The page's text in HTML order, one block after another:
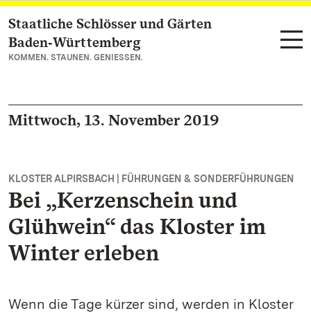
Zum Hauptinhalt springen
Staatliche Schlösser und Gärten
Baden‑Württemberg
KOMMEN. STAUNEN. GENIESSEN.
Mittwoch, 13. November 2019
KLOSTER ALPIRSBACH | FÜHRUNGEN & SONDERFÜHRUNGEN
Bei „Kerzenschein und
Glühwein“ das Kloster im
Winter erleben
Wenn die Tage kürzer sind, werden in Kloster